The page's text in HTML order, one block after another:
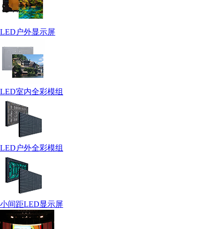
LED户外显示屏
LED室内全彩模组
LED户外全彩模组
小间距LED显示屏